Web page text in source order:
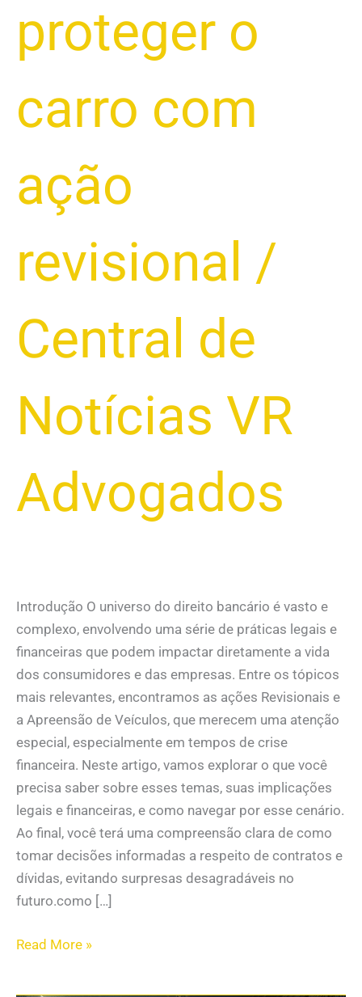
proteger o
carro com
ação
revisional /
Central de
Notícias VR
Advogados
Introdução O universo do direito bancário é vasto e
complexo, envolvendo uma série de práticas legais e
financeiras que podem impactar diretamente a vida
dos consumidores e das empresas. Entre os tópicos
mais relevantes, encontramos as ações Revisionais e
a Apreensão de Veículos, que merecem uma atenção
especial, especialmente em tempos de crise
financeira. Neste artigo, vamos explorar o que você
precisa saber sobre esses temas, suas implicações
legais e financeiras, e como navegar por esse cenário.
Ao final, você terá uma compreensão clara de como
tomar decisões informadas a respeito de contratos e
dívidas, evitando surpresas desagradáveis no
futuro.como […]
Read More »